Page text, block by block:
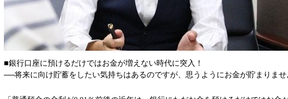
■銀行口座に預けるだけではお金が増えない時代に突入！
──将来に向け貯蓄をしたい気持ちはあるのですが、思うようにお金が貯まりま